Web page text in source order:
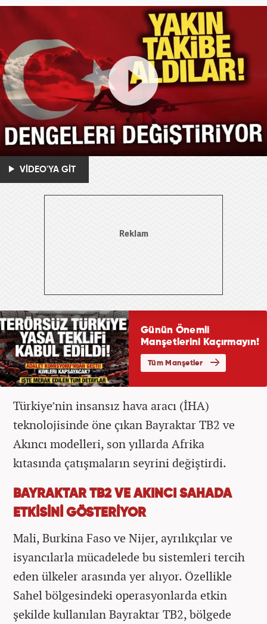
VİDEO'YA GİT
Türkiye’nin insansız hava aracı (İHA)
teknolojisinde öne çıkan Bayraktar TB2 ve
Akıncı modelleri, son yıllarda Afrika
kıtasında çatışmaların seyrini değiştirdi.
BAYRAKTAR TB2 VE AKINCI SAHADA
ETKİSİNİ GÖSTERİYOR
Mali, Burkina Faso ve Nijer, ayrılıkçılar ve
isyancılarla mücadelede bu sistemleri tercih
eden ülkeler arasında yer alıyor. Özellikle
Sahel bölgesindeki operasyonlarda etkin
şekilde kullanılan Bayraktar TB2, bölgede